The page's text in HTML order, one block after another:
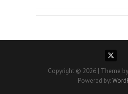
Copyright © 2026 | Theme
Powered by: